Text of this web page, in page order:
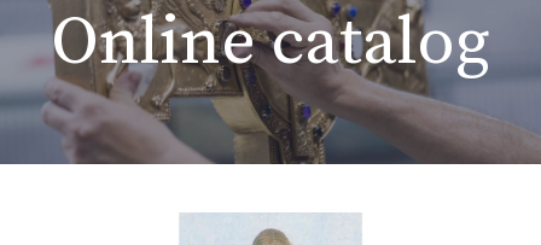
Online catalog